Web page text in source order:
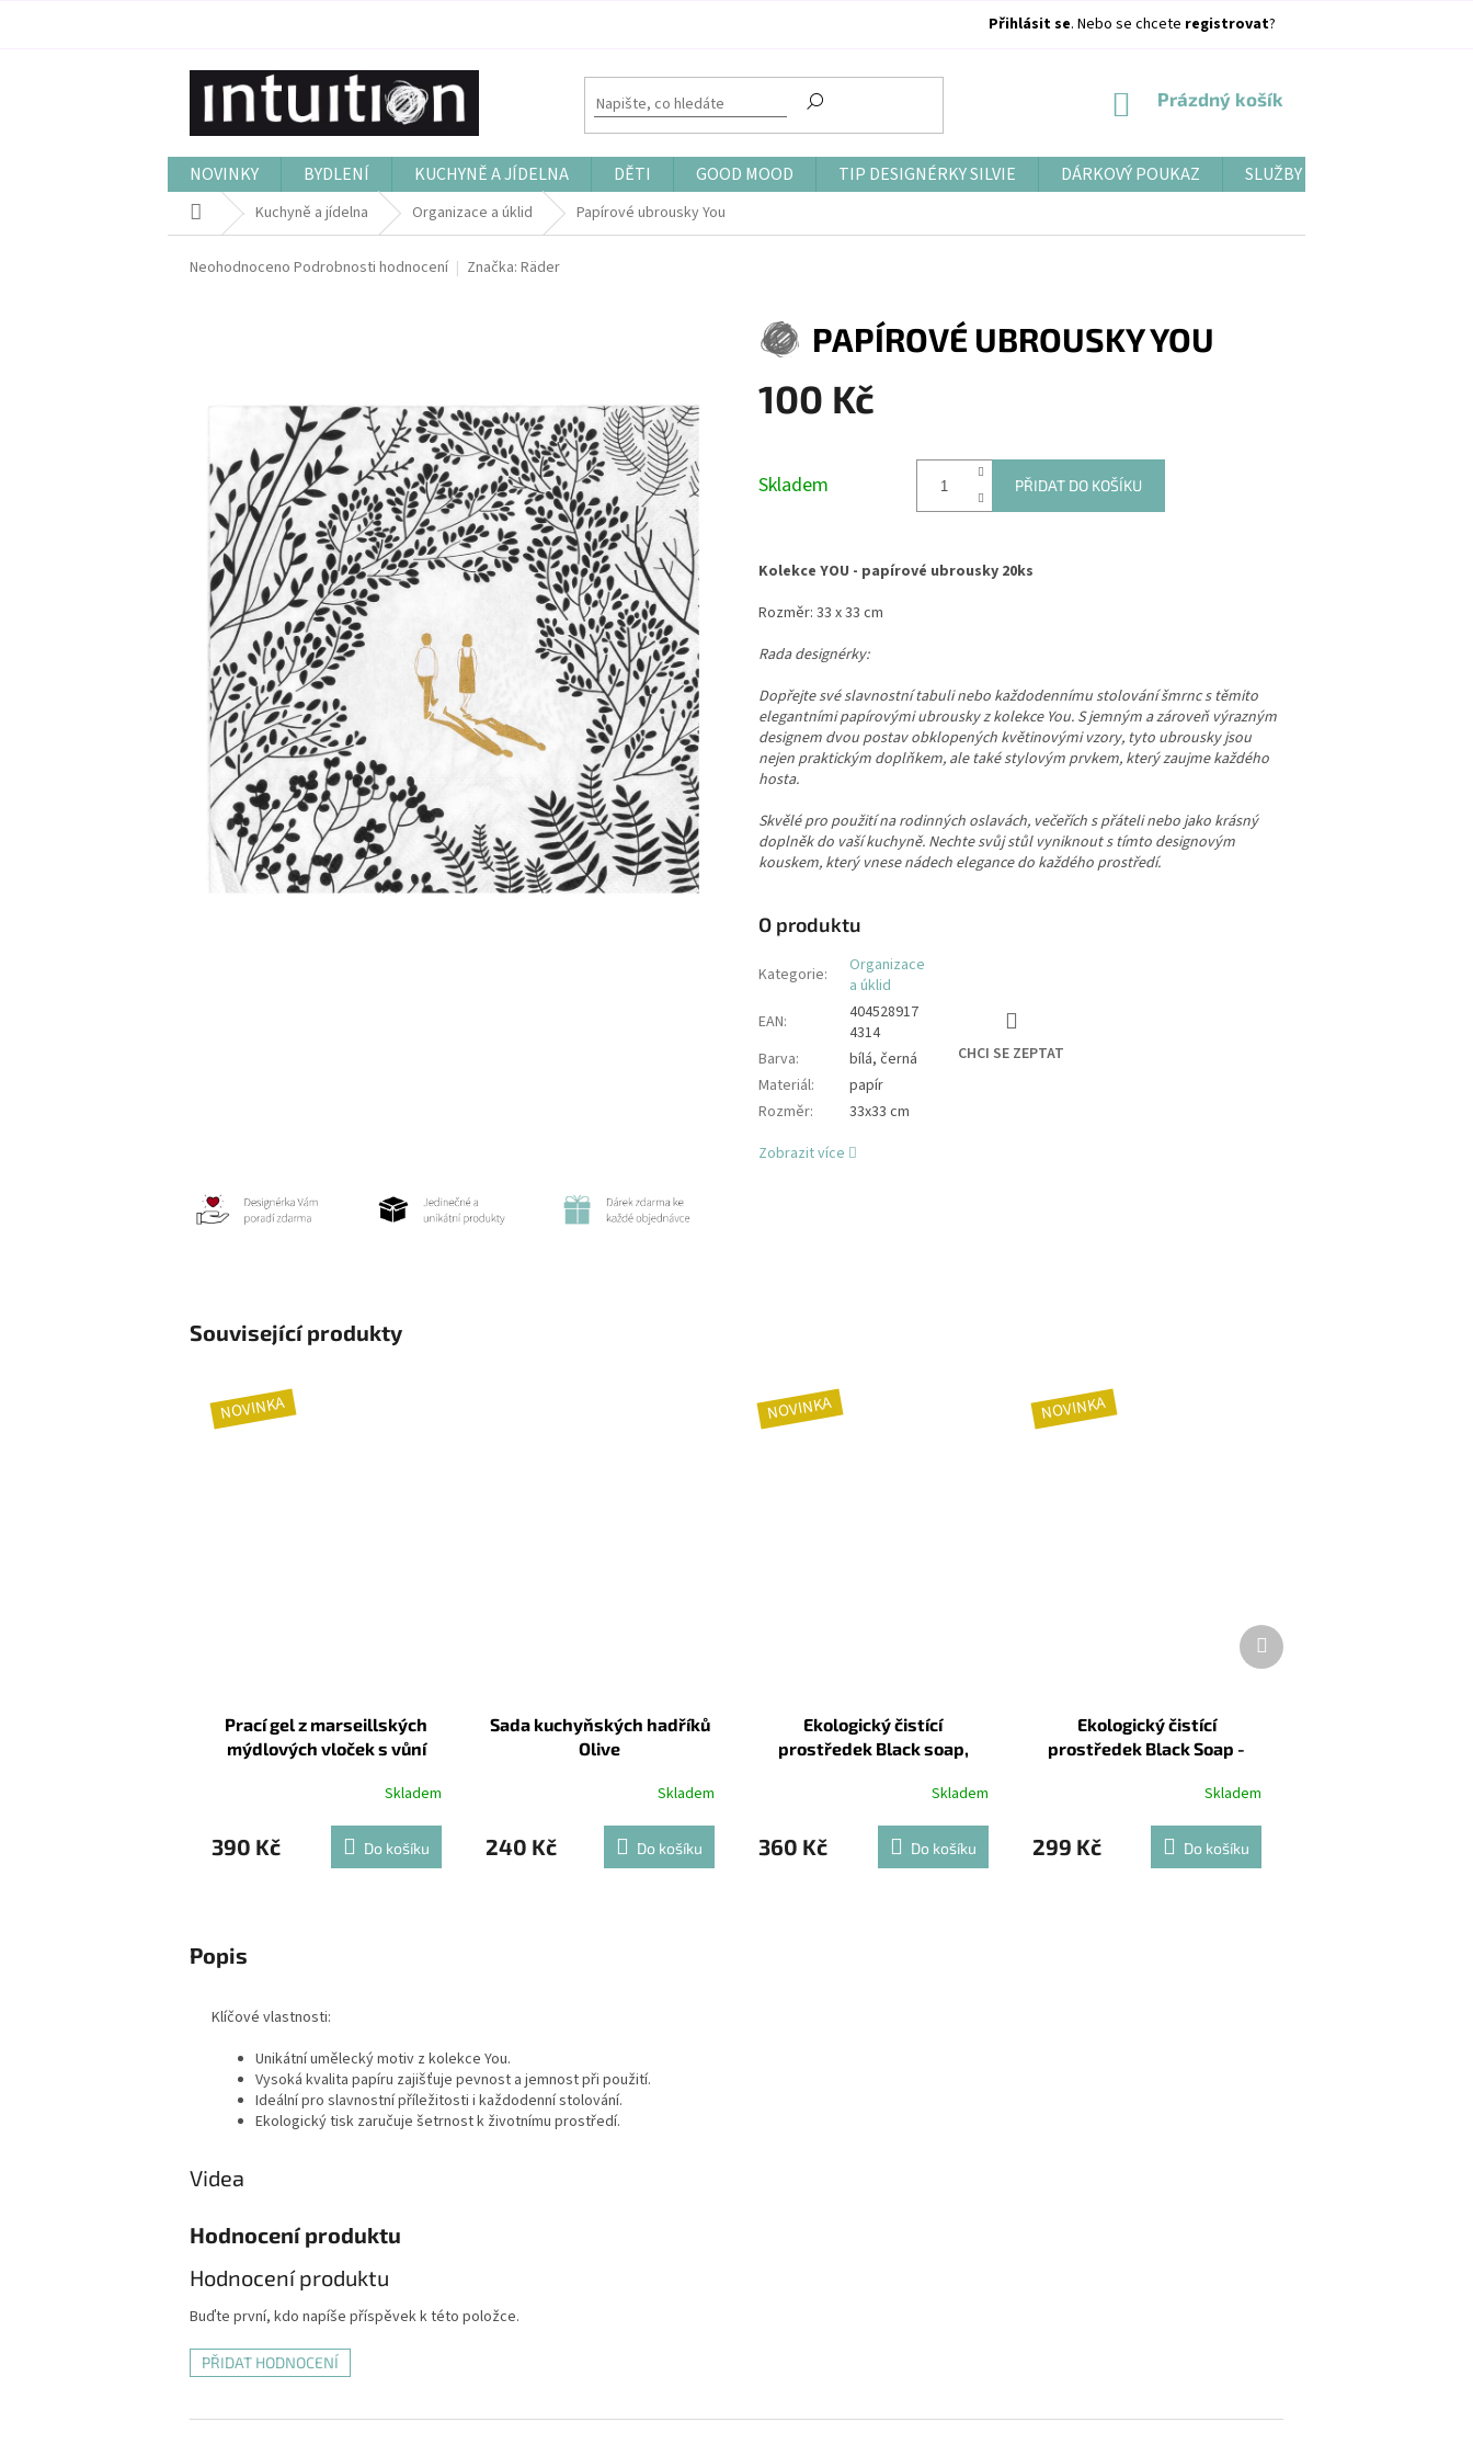
Přihlásit se. Nebo se chcete registrovat?
NÁKUPNÍ
Prázdný košík
NOVINKY BYDLENÍ KUCHYNĚ A JÍDELNA DĚTI GOOD MOOD TIP DESIGNÉRKY SILVIE DÁRKOVÝ POUKAZ SLUŽBY
Domů Kuchyně a jídelna Organizace a úklid Papírové ubrousky You
Průměrné
Neohodnoceno Podrobnosti hodnocení Značka: Räder
PAPÍROVÉ UBROUSKY YOU
100 Kč
Skladem PŘIDAT DO KOŠÍKU
Kolekce YOU - papírové ubrousky 20ks
Rozměr: 33 x 33 cm
Rada designérky:
Dopřejte své slavnostní tabuli nebo každodennímu stolování šmrnc s těmito
elegantními papírovými ubrousky z kolekce You. S jemným a zároveň výrazným
designem dvou postav obklopených květinovými vzory, tyto ubrousky jsou
nejen praktickým doplňkem, ale také stylovým prvkem, který zaujme každého
hosta.
Skvělé pro použití na rodinných oslavách, večeřích s přáteli nebo jako krásný
doplněk do vaší kuchyně. Nechte svůj stůl vyniknout s tímto designovým
kouskem, který vnese nádech elegance do každého prostředí.
O produktu
Kategorie:
Organizace
a úklid
EAN:
404528917
4314
Barva:
bílá, černá
Materiál:
papír
Rozměr: 33x33 cm
CHCI SE ZEPTAT
Zobrazit více
Související produkty
NOVINKA
Prací gel z marseillských
mýdlových vloček s vůní
Skladem
390 Kč Do košíku
Sada kuchyňských hadříků
Olive
Skladem
240 Kč Do košíku
NOVINKA
Ekologický čistící
prostředek Black soap,
Skladem
360 Kč Do košíku
NOVINKA
Ekologický čistící
prostředek Black Soap -
Skladem
299 Kč Do košíku
Další
produkt
Popis
Klíčové vlastnosti:
Unikátní umělecký motiv z kolekce You.
Vysoká kvalita papíru zajišťuje pevnost a jemnost při použití.
Ideální pro slavnostní příležitosti i každodenní stolování.
Ekologický tisk zaručuje šetrnost k životnímu prostředí.
Videa
Hodnocení produktu
Hodnocení produktu
Buďte první, kdo napíše příspěvek k této položce.
PŘIDAT HODNOCENÍ